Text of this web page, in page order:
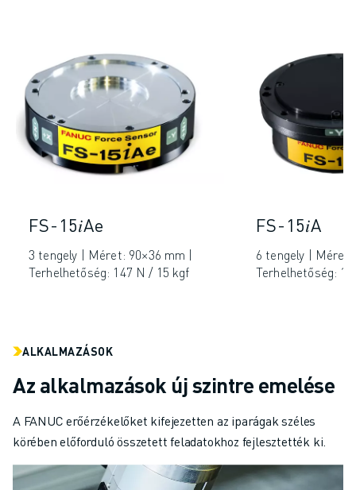
FS-15𝑖Ae
3 tengely | Méret: 90×36 mm |
Terhelhetőség: 147 N / 15 kgf
FS-15𝑖A
6 tengely | Méret:
Terhelhetőség:
ALKALMAZÁSOK
Az alkalmazások új szintre emelése
A FANUC erőérzékelőket kifejezetten az iparágak széles
körében előforduló összetett feladatokhoz fejlesztették ki.